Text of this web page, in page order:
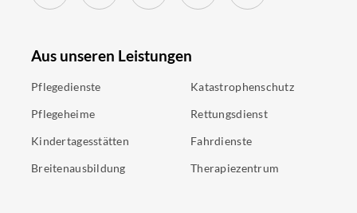
Aus unseren Leistungen
Pflegedienste
Pflegeheime
Kindertagesstätten
Breitenausbildung
Katastrophenschutz
Rettungsdienst
Fahrdienste
Therapiezentrum